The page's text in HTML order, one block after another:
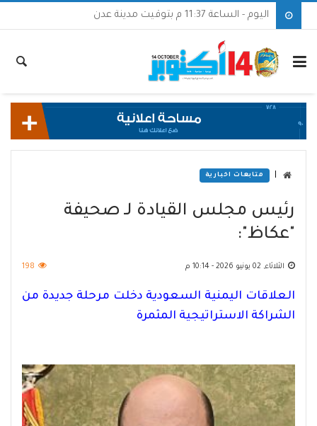
اليوم - الساعة 11:37 م بتوقيت مدينة عدن
متابعات اخبارية
رئيس مجلس القيادة لـ صحيفة
"عكاظ":
الثلاثاء, 02 يونيو 2026 - 10:14 م 198
العلاقات اليمنية السعودية دخلت مرحلة جديدة من
الشراكة الاستراتيجية المثمرة